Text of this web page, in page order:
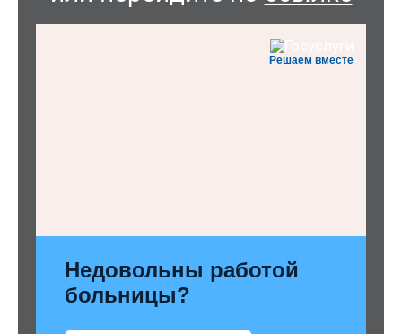
Решаем вместе
Недовольны работой
больницы?